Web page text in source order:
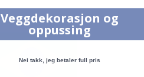
Veggdekorasjon og
oppussing
Nei takk, jeg betaler full pris